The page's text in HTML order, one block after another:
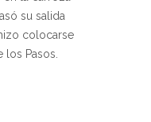
su salida
colocarse
Pasos.